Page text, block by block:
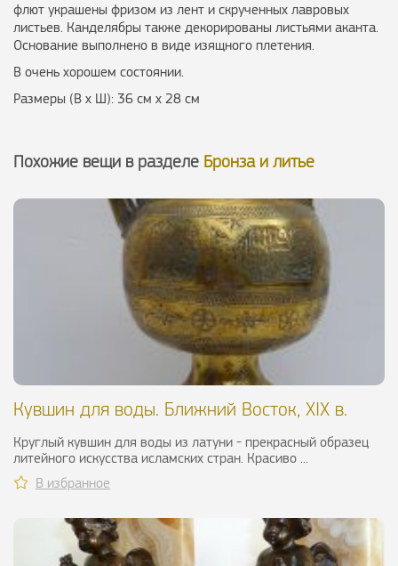
флют украшены фризом из лент и скрученных лавровых
листьев. Канделябры также декорированы листьями аканта.
Основание выполнено в виде изящного плетения.
В очень хорошем состоянии.
Размеры (В х Ш): 36 см х 28 см
Похожие вещи в разделе Бронза и литье
Кувшин для воды. Ближний Восток, XIX в.
Круглый кувшин для воды из латуни - прекрасный образец
литейного искусства исламских стран. Красиво ...
В избранное